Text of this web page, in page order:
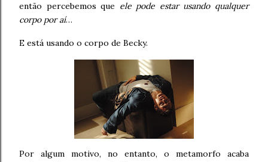
então percebemos que ele pode estar usando qualquer
corpo por aí…
E está usando o corpo de Becky.
Por algum motivo, no entanto, o metamorfo acaba